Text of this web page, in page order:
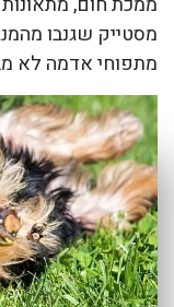
מסטייק שגנבו
מתפוחי אדמה לא